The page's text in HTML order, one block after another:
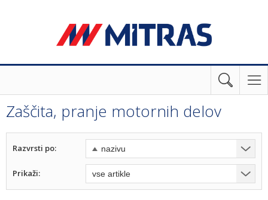
Zaščita, pranje motornih delov
Razvrsti po:
Prikaži: